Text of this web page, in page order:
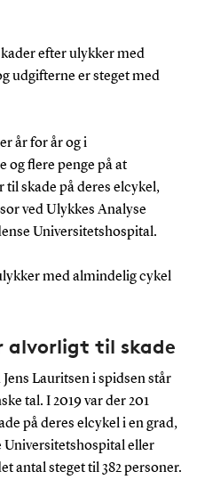
efter ulykker med
udgifterne er steget med
år for år og i
og flere penge på at
skade på deres elcykel,
ved Ulykkes Analyse
Universitetshospital.
med almindelig cykel
alvorligt til skade
Lauritsen i spidsen står
tal. I 2019 var der 201
på deres elcykel i en grad,
Universitetshospital eller
antal steget til 382 personer.